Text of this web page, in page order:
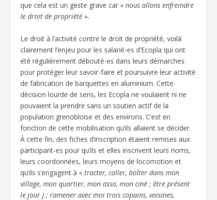
que cela est un geste grave car « nous allons enfreindre
le droit de propriété ».
Le droit à l’activité contre le droit de propriété, voilà
clairement l’enjeu pour les salarié-es d’Ecopla qui ont
été régulièrement débouté-es dans leurs démarches
pour protéger leur savoir-faire et poursuivre leur activité
de fabrication de barquettes en aluminium. Cette
décision lourde de sens, les Ecopla ne voulaient ni ne
pouvaient la prendre sans un soutien actif de la
population grenobloise et des environs. C’est en
fonction de cette mobilisation qu’ils allaient se décider.
À cette fin, des fiches d’inscription étaient remises aux
participant-es pour qu’ils et elles inscrivent leurs noms,
leurs coordonnées, leurs moyens de locomotion et
qu’ils s’engagent à «tracter, coller, boîter dans mon
village, mon quartier, mon asso, mon ciné ; être présent
le jour J ; ramener avec moi trois copains, voisines,